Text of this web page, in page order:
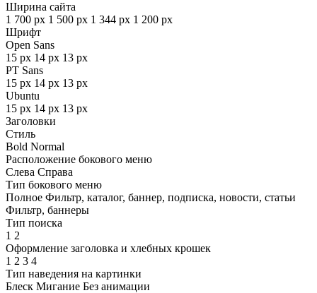
Ширина сайта
1 700 px 1 500 px 1 344 px 1 200 px
Шрифт
Open Sans
15 px 14 px 13 px
PT Sans
15 px 14 px 13 px
Ubuntu
15 px 14 px 13 px
Заголовки
Стиль
Bold Normal
Расположение бокового меню
Слева Справа
Тип бокового меню
Полное Фильтр, каталог, баннер, подписка, новости, статьи
Фильтр, баннеры
Тип поиска
1 2
Оформление заголовка и хлебных крошек
1 2 3 4
Тип наведения на картинки
Блеск Мигание Без анимации